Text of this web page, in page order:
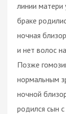
линии матери
браке
ночная
и нет волос
Позже
нормальным
ночной
родился сын